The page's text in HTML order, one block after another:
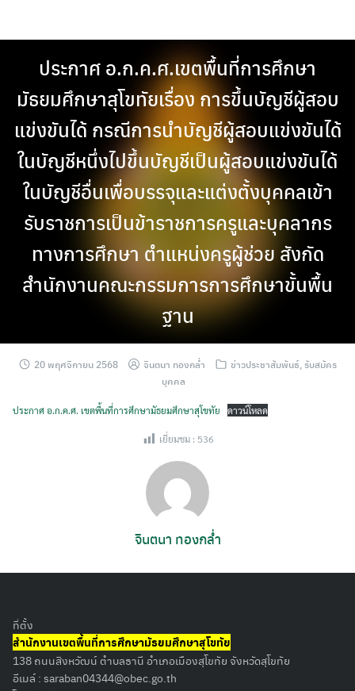
content
ประกาศ อ.ก.ค.ศ.เขตพื้นที่การศึกษา
มัธยมศึกษาสุโขทัยเรื่อง การขึ้นบัญชีผู้สอบ
แข่งขันได้ กรณีการนำบัญชีผู้สอบแข่งขันได้
ในบัญชีหนึ่งไปขึ้นบัญชีเป็นผู้สอบแข่งขันได้
ในบัญชีอื่นเพื่อบรรจุและแต่งตั้งบุคคลเข้า
รับราชการเป็นข้าราชการครูและบุคลากร
ทางการศึกษา ตำแหน่งครูผู้ช่วย สังกัด
สำนักงานคณะกรรมการการศึกษาขั้นพื้น
ฐาน
20 พฤศจิกายน 2568 จินตนา ทองกล่ำ ข่าวประชาสัมพันธ์, รับสมัคร
บุคคล
ประกาศ อ.ก.ค.ศ. เขตพื้นที่การศึกษามัธยมศึกษาสุโขทัย ดาวน์โหลด
เยี่ยมชม : 536
จินตนา ทองกล่ำ
ที่ตั้ง
สำนักงานเขตพื้นที่การศึกษามัธยมศึกษาสุโขทัย
138 ถนนสิงหวัฒน์ ตำบลธานี อำเภอเมืองสุโขทัย จังหวัดสุโขทัย
อีเมล์ : saraban04344@obec.go.th